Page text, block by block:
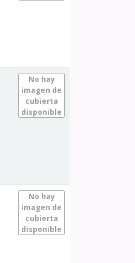
No hay
imagen de
cubierta
disponible
No hay
imagen de
cubierta
disponible